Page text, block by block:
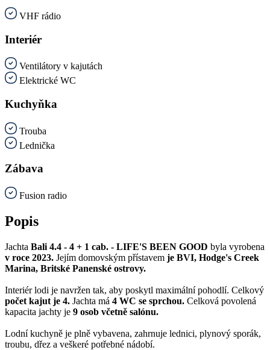
VHF rádio
Interiér
Ventilátory v kajutách
Elektrické WC
Kuchyňka
Trouba
Lednička
Zábava
Fusion radio
Popis
Jachta Bali 4.4 - 4 + 1 cab. - LIFE'S BEEN GOOD byla vyrobena
v roce 2023. Jejím domovským přístavem je BVI, Hodge's Creek
Marina, Britské Panenské ostrovy.
Interiér lodi je navržen tak, aby poskytl maximální pohodlí. Celkový
počet kajut je 4. Jachta má 4 WC se sprchou. Celková povolená
kapacita jachty je 9 osob včetně salónu.
Lodní kuchyně je plně vybavena, zahrnuje lednici, plynový sporák,
troubu, dřez a veškeré potřebné nádobí.